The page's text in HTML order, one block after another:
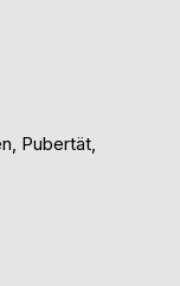
Pubertät,